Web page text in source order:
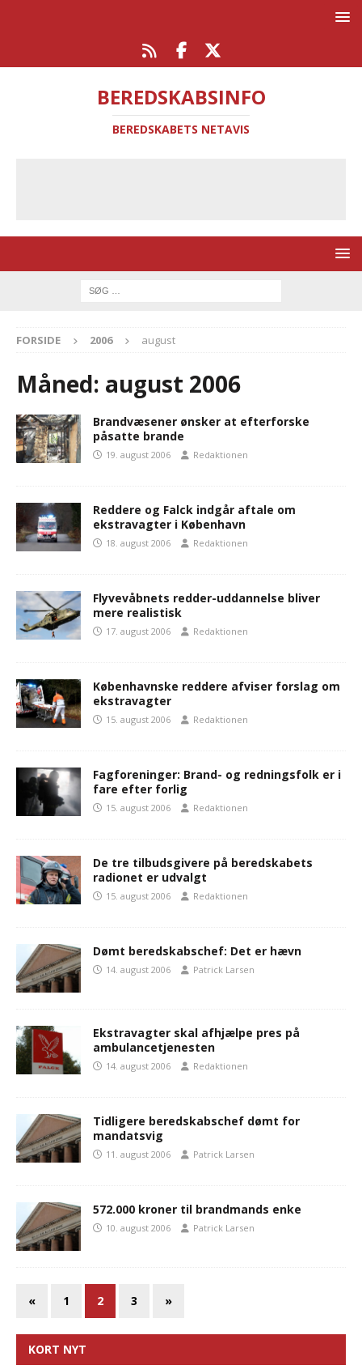
BEREDSKABSINFO
BEREDSKABETS NETAVIS
FORSIDE 2006 august
Måned: august 2006
Brandvæsener ønsker at efterforske
påsatte brande
19. august 2006 Redaktionen
Reddere og Falck indgår aftale om
ekstravagter i København
18. august 2006 Redaktionen
Flyvevåbnets redder-uddannelse bliver
mere realistisk
17. august 2006 Redaktionen
Københavnske reddere afviser forslag om
ekstravagter
15. august 2006 Redaktionen
Fagforeninger: Brand- og redningsfolk er i
fare efter forlig
15. august 2006 Redaktionen
De tre tilbudsgivere på beredskabets
radionet er udvalgt
15. august 2006 Redaktionen
Dømt beredskabschef: Det er hævn
14. august 2006 Patrick Larsen
Ekstravagter skal afhjælpe pres på
ambulancetjenesten
14. august 2006 Redaktionen
Tidligere beredskabschef dømt for
mandatsvig
11. august 2006 Patrick Larsen
572.000 kroner til brandmands enke
10. august 2006 Patrick Larsen
« 1 2 3 »
KORT NYT